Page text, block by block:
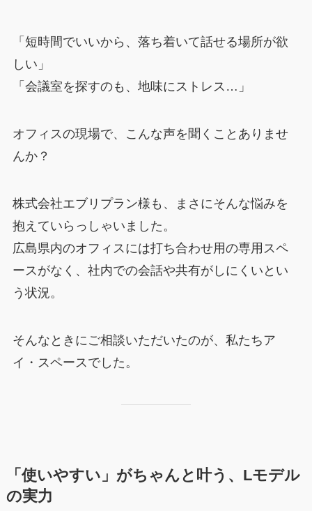
「短時間でいいから、落ち着いて話せる場所が欲
しい」
「会議室を探すのも、地味にストレス…」
オフィスの現場で、こんな声を聞くことありませ
んか？
株式会社エブリプラン様も、まさにそんな悩みを
抱えていらっしゃいました。
広島県内のオフィスには打ち合わせ用の専用スペ
ースがなく、社内での会話や共有がしにくいとい
う状況。
そんなときにご相談いただいたのが、私たちア
イ・スペースでした。
「使いやすい」がちゃんと叶う、Lモデル
の実力